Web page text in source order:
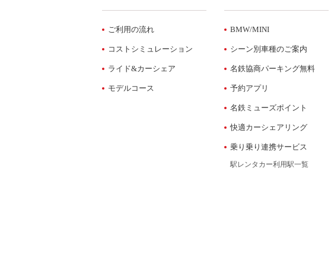
ご利用の流れ
コストシミュレーション
ライド&カーシェア
モデルコース
BMW/MINI
シーン別車種のご案内
名鉄協商パーキング無料
予約アプリ
名鉄ミューズポイント
快適カーシェアリング
乗り乗り連携サービス
駅レンタカー利用駅一覧